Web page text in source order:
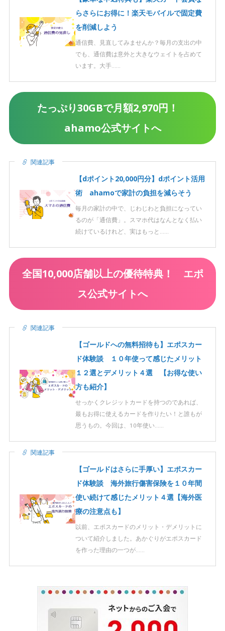
らさらにお得に！楽天モバイルで固定費
を削減しよう
通信費、見直してみませんか？毎月の支出の中
でも、通信費は意外と大きなウェイトを占めて
います。大手……
たっぷり30GBで月額2,970円！
ahamo公式サイトへ
関連記事
【dポイント20,000円分】dポイント活用
術 ahamoで家計の負担を減らそう
毎月の家計の中で、じわじわと負担になってい
るのが「通信費」。スマホ代はなんとなく払い
続けているけれど、実はもっと……
全国10,000店舗以上の優待特典！ エポ
ス公式サイトへ
関連記事
【ゴールドへの無料招待も】エポスカー
ド体験談 １０年使って感じたメリット
１２選とデメリット４選 【お得な使い
方も紹介】
せっかくクレジットカードを持つのであれば、
最もお得に使えるカードを作りたい！と誰もが
思うもの。今回は、10年使い……
関連記事
【ゴールドはさらに手厚い】エポスカー
ド体験談 海外旅行傷害保険を１０年間
使い続けて感じたメリット４選【海外医
療の注意点も】
以前、エポスカードのメリット・デメリットに
ついて紹介しました。あかぐりがエポスカード
を作った理由の一つが……